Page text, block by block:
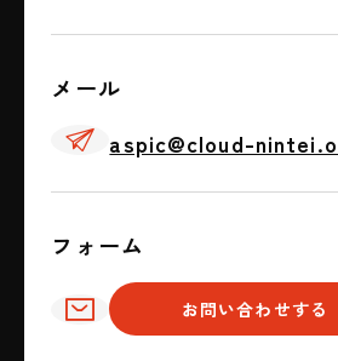
メール
✈ aspic@cloud-
フォーム
✉ お問い合わせする